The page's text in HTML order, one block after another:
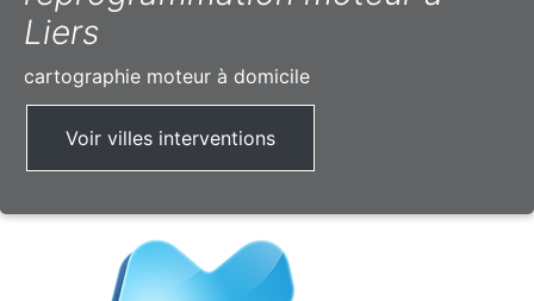
Liers
cartographie moteur à domicile
Voir villes interventions